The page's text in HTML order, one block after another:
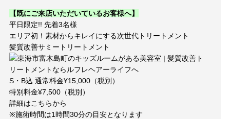
Product プロダクト
Q＆A よくある質問
Contact お問い合わせ
【既にご来店いただいているお客様へ】
平日限定!! 先着3名様
エリア初！素材からキレイにする次世代トリートメント
髪質改善サミートリートメント
S・ B込 通常料金¥15,000（税別）
特別料金¥7,500（税別）
詳細はこちらから
※施術時間は1時間30分の目安となります